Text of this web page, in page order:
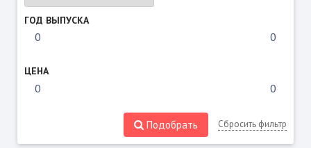
ГОД ВЫПУСКА
ЦЕНА
Подобрать Сбросить фильтр